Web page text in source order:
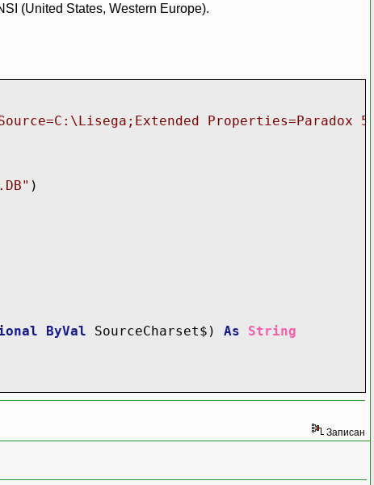
(United States, Western Europe).
Properties=Paradox
)
ByVal SourceCharset$) As
String
Записан